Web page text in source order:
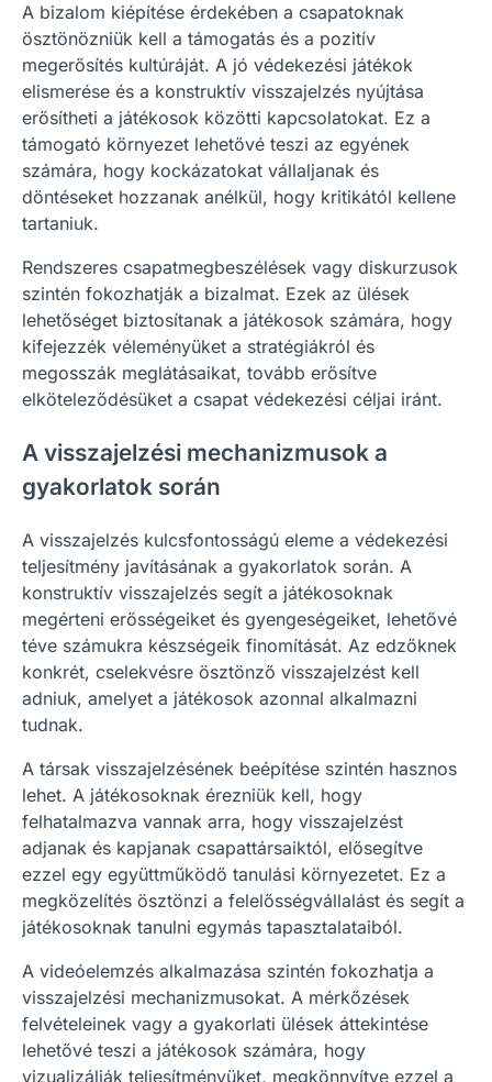
A bizalom kiépítése érdekében a csapatoknak
ösztönözniük kell a támogatás és a pozitív
megerősítés kultúráját. A jó védekezési játékok
elismerése és a konstruktív visszajelzés nyújtása
erősítheti a játékosok közötti kapcsolatokat. Ez a
támogató környezet lehetővé teszi az egyének
számára, hogy kockázatokat vállaljanak és
döntéseket hozzanak anélkül, hogy kritikától kellene
tartaniuk.
Rendszeres csapatmegbeszélések vagy diskurzusok
szintén fokozhatják a bizalmat. Ezek az ülések
lehetőséget biztosítanak a játékosok számára, hogy
kifejezzék véleményüket a stratégiákról és
megosszák meglátásaikat, tovább erősítve
elköteleződésüket a csapat védekezési céljai iránt.
A visszajelzési mechanizmusok a
gyakorlatok során
A visszajelzés kulcsfontosságú eleme a védekezési
teljesítmény javításának a gyakorlatok során. A
konstruktív visszajelzés segít a játékosoknak
megérteni erősségeiket és gyengeségeiket, lehetővé
téve számukra készségeik finomítását. Az edzőknek
konkrét, cselekvésre ösztönző visszajelzést kell
adniuk, amelyet a játékosok azonnal alkalmazni
tudnak.
A társak visszajelzésének beépítése szintén hasznos
lehet. A játékosoknak érezniük kell, hogy
felhatalmazva vannak arra, hogy visszajelzést
adjanak és kapjanak csapattársaiktól, elősegítve
ezzel egy együttműködő tanulási környezetet. Ez a
megközelítés ösztönzi a felelősségvállalást és segít a
játékosoknak tanulni egymás tapasztalataiból.
A videóelemzés alkalmazása szintén fokozhatja a
visszajelzési mechanizmusokat. A mérkőzések
felvételeinek vagy a gyakorlati ülések áttekintése
lehetővé teszi a játékosok számára, hogy
vizualizálják teljesítményüket, megkönnyítve ezzel a